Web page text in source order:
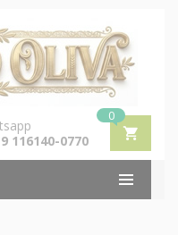
116140-0770
0